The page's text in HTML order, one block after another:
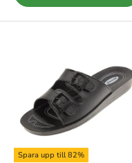
Spara upp till 82%